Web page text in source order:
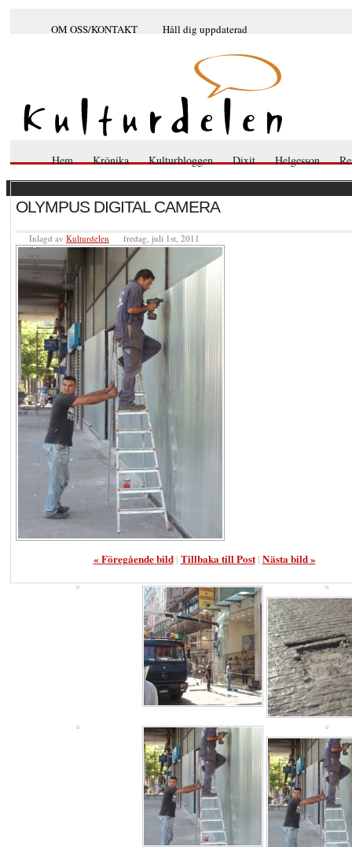
OM OSS/KONTAKT Håll dig uppdaterad
Hem Krönika Kulturbloggen Dixit Helgesson
OLYMPUS DIGITAL CAMERA
Inlagd av Kulturdelen fredag, juli 1st, 2011
« Föregående bild| Tillbaka till Post| Nästa bild »